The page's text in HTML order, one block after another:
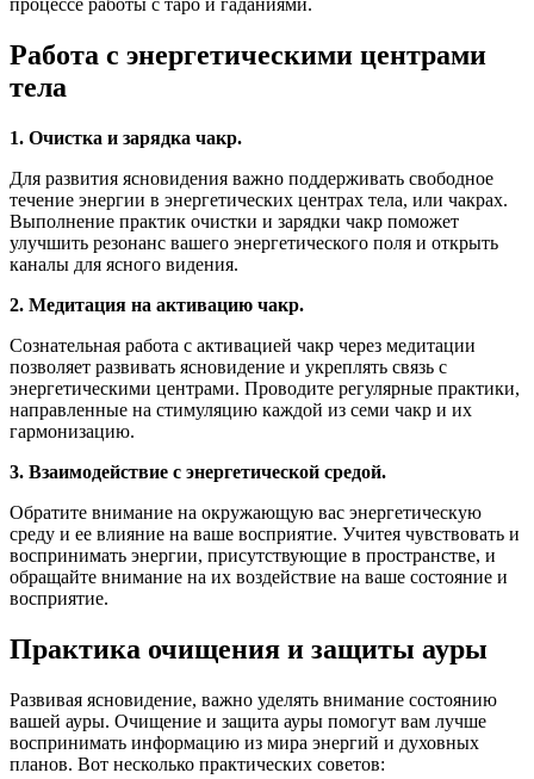
Работа с энергетическими центрами
тела
1. Очистка и зарядка чакр.
Для развития ясновидения важно поддерживать свободное
течение энергии в энергетических центрах тела, или чакрах.
Выполнение практик очистки и зарядки чакр поможет
улучшить резонанс вашего энергетического поля и открыть
каналы для ясного видения.
2. Медитация на активацию чакр.
Сознательная работа с активацией чакр через медитации
позволяет развивать ясновидение и укреплять связь с
энергетическими центрами. Проводите регулярные практики,
направленные на стимуляцию каждой из семи чакр и их
гармонизацию.
3. Взаимодействие с энергетической средой.
Обратите внимание на окружающую вас энергетическую
среду и ее влияние на ваше восприятие. Учитея чувствовать и
воспринимать энергии, присутствующие в пространстве, и
обращайте внимание на их воздействие на ваше состояние и
восприятие.
Практика очищения и защиты ауры
Развивая ясновидение, важно уделять внимание состоянию
вашей ауры. Очищение и защита ауры помогут вам лучше
воспринимать информацию из мира энергий и духовных
планов. Вот несколько практических советов: